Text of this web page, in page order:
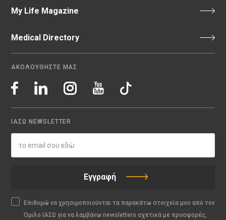
My Life Magazine
Medical Directory
ΑΚΟΛΟΥΘΗΣΤΕ ΜΑΣ
ΙΑΣΩ NEWSLETTER
Εγγραφή
Επιθυμώ να χρησιμοποιούνται τα παρακάτω στοιχεία μου από τον
Όμιλο ΙΑΣΩ για να λαμβάνω newsletters σχετικά με προσφορές,